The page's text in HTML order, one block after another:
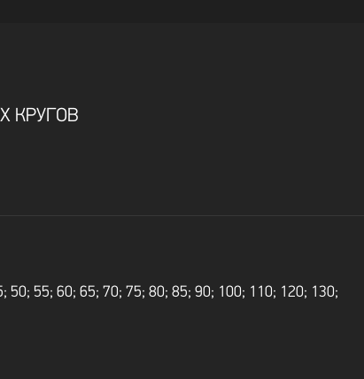
КРУГОВ
50; 55; 60; 65; 70; 75; 80; 85; 90; 100; 110; 120; 130;